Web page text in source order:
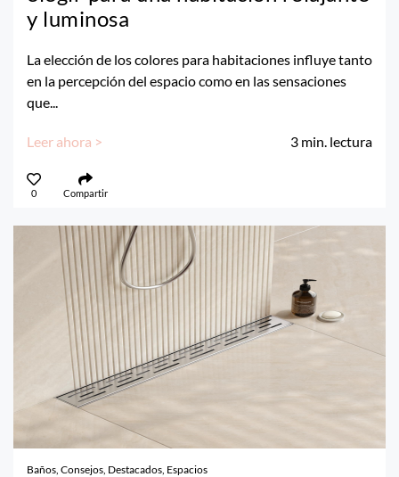
y luminosa
La elección de los colores para habitaciones influye tanto
en la percepción del espacio como en las sensaciones
que...
Leer ahora > 3 min. lectura
0 Compartir
Baños, Consejos, Destacados, Espacios